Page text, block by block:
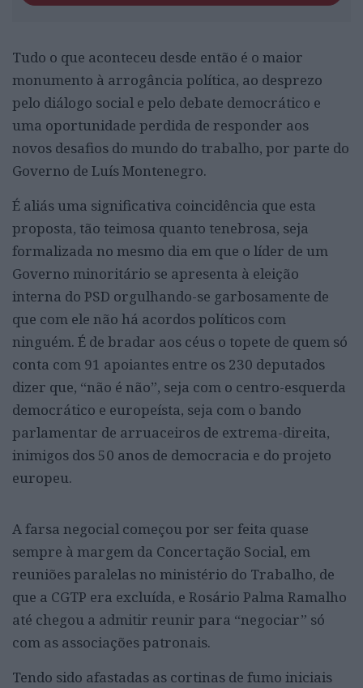
Tudo o que aconteceu desde então é o maior
monumento à arrogância política, ao desprezo
pelo diálogo social e pelo debate democrático e
uma oportunidade perdida de responder aos
novos desafios do mundo do trabalho, por parte do
Governo de Luís Montenegro.
É aliás uma significativa coincidência que esta
proposta, tão teimosa quanto tenebrosa, seja
formalizada no mesmo dia em que o líder de um
Governo minoritário se apresenta à eleição
interna do PSD orgulhando-se garbosamente de
que com ele não há acordos políticos com
ninguém. É de bradar aos céus o topete de quem só
conta com 91 apoiantes entre os 230 deputados
dizer que, “não é não”, seja com o centro-esquerda
democrático e europeísta, seja com o bando
parlamentar de arruaceiros de extrema-direita,
inimigos dos 50 anos de democracia e do projeto
europeu.
A farsa negocial começou por ser feita quase
sempre à margem da Concertação Social, em
reuniões paralelas no ministério do Trabalho, de
que a CGTP era excluída, e Rosário Palma Ramalho
até chegou a admitir reunir para “negociar” só
com as associações patronais.
Tendo sido afastadas as cortinas de fumo iniciais